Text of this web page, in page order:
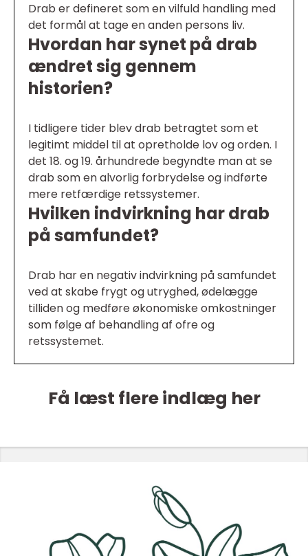
Drab er defineret som en vilfuld handling med
det formål at tage en anden persons liv.
Hvordan har synet på drab
ændret sig gennem
historien?
I tidligere tider blev drab betragtet som et
legitimt middel til at opretholde lov og orden. I
det 18. og 19. århundrede begyndte man at se
drab som en alvorlig forbrydelse og indførte
mere retfærdige retssystemer.
Hvilken indvirkning har drab
på samfundet?
Drab har en negativ indvirkning på samfundet
ved at skabe frygt og utryghed, ødelægge
tilliden og medføre økonomiske omkostninger
som følge af behandling af ofre og
retssystemet.
Få læst flere indlæg her